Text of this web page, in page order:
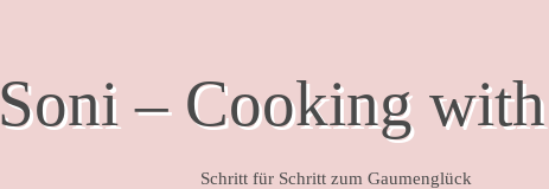
Soni – Cooking
Schritt für Schritt zum Gaumenglück